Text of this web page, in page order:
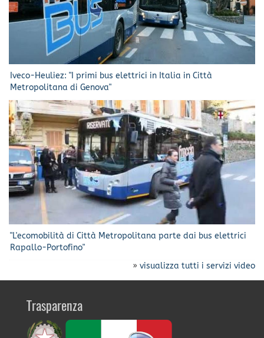
Iveco-Heuliez: "I primi bus elettrici in Italia in Città
Metropolitana di Genova"
"L'ecomobilità di Città Metropolitana parte dai bus elettrici
Rapallo-Portofino"
» visualizza tutti i servizi video
Trasparenza